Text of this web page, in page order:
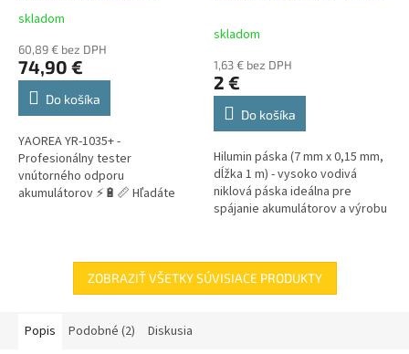
akumulátorov
Priemerné
produktu
je
3,9
hviezdičiek.
skladom
60,89 € bez DPH
74,90 €
Do košíka
YAOREA YR-1035+ -
Profesionálny tester
vnútorného odporu
akumulátorov ⚡🔋📏 Hľadáte
(0,01 mΩ – 200 Ω)...
skladom
1,63 € bez DPH
2 €
Do košíka
Hilumin páska (7 mm x 0,15 mm,
dĺžka 1 m) - vysoko vodivá
niklová páska ideálna pre
spájanie akumulátorov a výrobu
spájkovanie....
ZOBRAZIŤ VŠETKY SÚVISIACE PRODUKTY
Popis Podobné (2) Diskusia